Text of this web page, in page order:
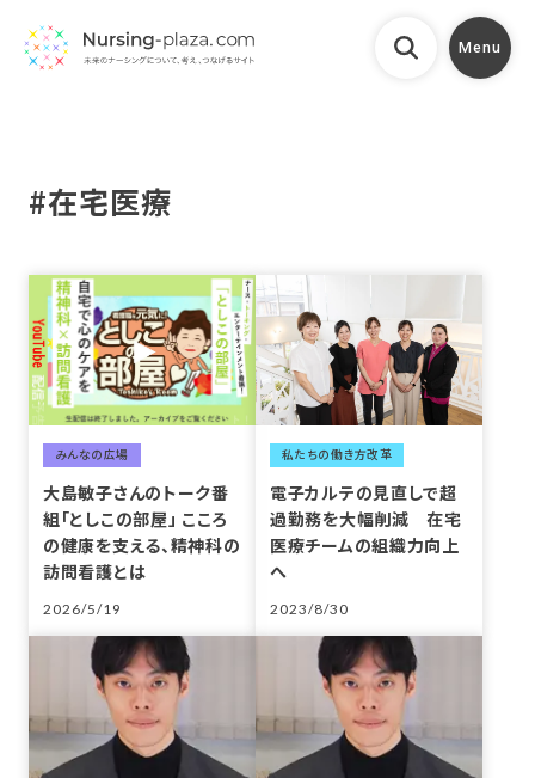
Menu
#在宅医療
みんなの広場
大島敏子さんのトーク番
組「としこの部屋」 こころ
の健康を支える、精神科の
訪問看護とは
2026/5/19
私たちの働き方改革
電子カルテの見直しで超
過勤務を大幅削減 在宅
医療チームの組織力向上
へ
2023/8/30